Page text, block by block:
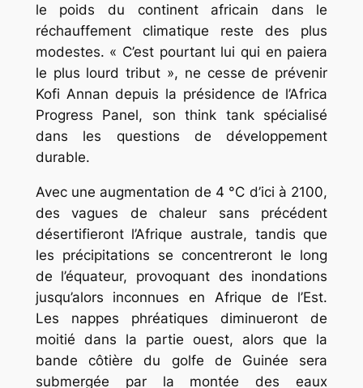
le poids du continent africain dans le
réchauffement climatique reste des plus
modestes. « C’est pourtant lui qui en paiera
le plus lourd tribut », ne cesse de prévenir
Kofi Annan depuis la présidence de l’Africa
Progress Panel, son think tank spécialisé
dans les questions de développement
durable.
Avec une augmentation de 4 °C d’ici à 2100,
des vagues de chaleur sans précédent
désertifieront l’Afrique australe, tandis que
les précipitations se concentreront le long
de l’équateur, provoquant des inondations
jusqu’alors inconnues en Afrique de l’Est.
Les nappes phréatiques diminueront de
moitié dans la partie ouest, alors que la
bande côtière du golfe de Guinée sera
submergée par la montée des eaux